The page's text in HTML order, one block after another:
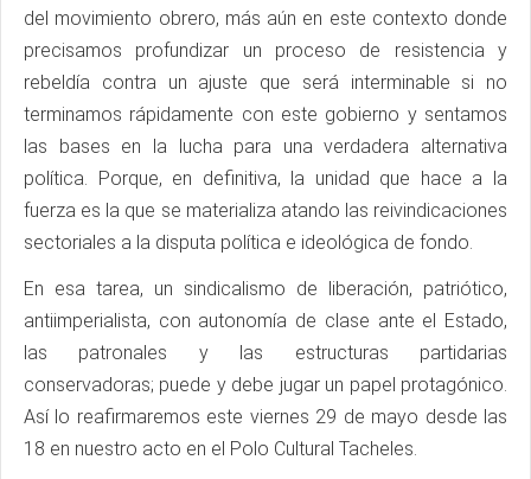
del movimiento obrero, más aún en este contexto donde
precisamos profundizar un proceso de resistencia y
rebeldía contra un ajuste que será interminable si no
terminamos rápidamente con este gobierno y sentamos
las bases en la lucha para una verdadera alternativa
política. Porque, en definitiva, la unidad que hace a la
fuerza es la que se materializa atando las reivindicaciones
sectoriales a la disputa política e ideológica de fondo.
En esa tarea, un sindicalismo de liberación, patriótico,
antiimperialista, con autonomía de clase ante el Estado,
las patronales y las estructuras partidarias
conservadoras; puede y debe jugar un papel protagónico.
Así lo reafirmaremos este viernes 29 de mayo desde las
18 en nuestro acto en el Polo Cultural Tacheles.